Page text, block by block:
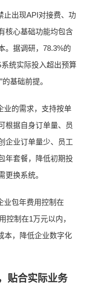
止出现API对接费、功
核心基础功能均包含
。据调研，78.3%的
统实际投入超出预算
基础前提。
业的需求，支持按单
根据自身订单量、员
企业订单量少、员工
年套餐，降低初期投
更换系统。
业包年费用控制在
控制在1万元以内，
本，降低企业数字化
贴合实际业务